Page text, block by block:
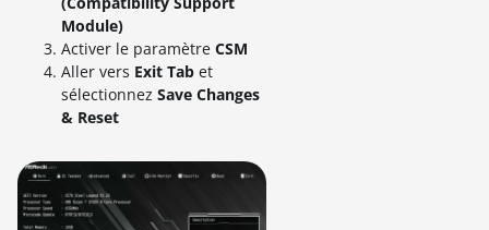
Module)
Activer le paramètre CSM
Aller vers Exit Tab et
sélectionnez Save Changes
& Reset